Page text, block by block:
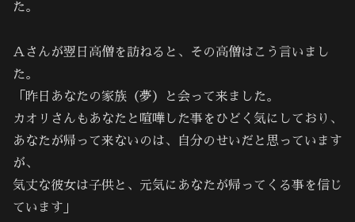
た。
Ａさんが翌日高僧を訪ねると、その高僧はこう言いまし
た。
「昨日あなたの家族（夢）と会って来ました。
カオリさんもあなたと喧嘩した事をひどく気にしており、
あなたが帰って来ないのは、自分のせいだと思っています
が、
気丈な彼女は子供と、元気にあなたが帰ってくる事を信じ
ています」